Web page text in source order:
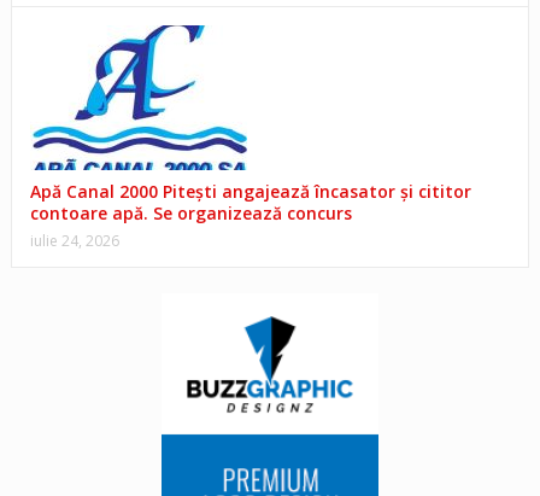
Apă Canal 2000 Pitești angajează încasator și cititor
contoare apă. Se organizează concurs
iulie 24, 2026